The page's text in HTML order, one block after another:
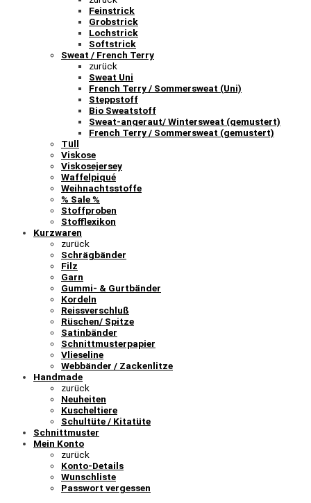
Feinstrick
Grobstrick
Lochstrick
Softstrick
Sweat / French Terry
zurück
Sweat Uni
French Terry / Sommersweat (Uni)
Steppstoff
Bio Sweatstoff
Sweat-angeraut/ Wintersweat (gemustert)
French Terry / Sommersweat (gemustert)
Tüll
Viskose
Viskosejersey
Waffelpiqué
Weihnachtsstoffe
% Sale %
Stoffproben
Stofflexikon
Kurzwaren
zurück
Schrägbänder
Filz
Garn
Gummi- & Gurtbänder
Kordeln
Reissverschluß
Rüschen/ Spitze
Satinbänder
Schnittmusterpapier
Vlieseline
Webbänder / Zackenlitze
Handmade
zurück
Neuheiten
Kuscheltiere
Schultüte / Kitatüte
Schnittmuster
Mein Konto
zurück
Konto-Details
Wunschliste
Passwort vergessen